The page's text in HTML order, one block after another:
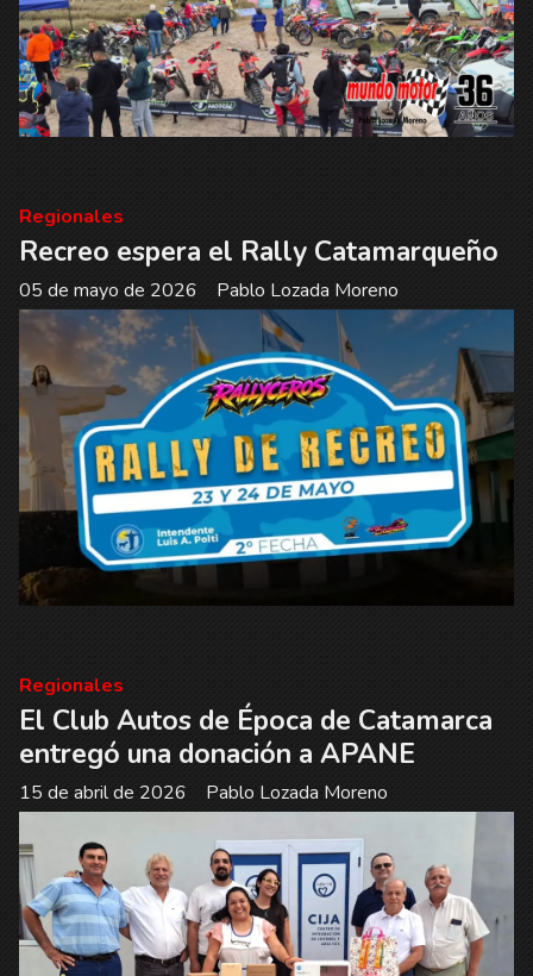
Recreo espera el Rally Catamarqueño
Pablo Lozada Moreno
Regionales
05 de mayo de 2026
El Club Autos de Época de Catamarca
entregó una donación a APANE
Pablo Lozada Moreno
Regionales
15 de abril de 2026